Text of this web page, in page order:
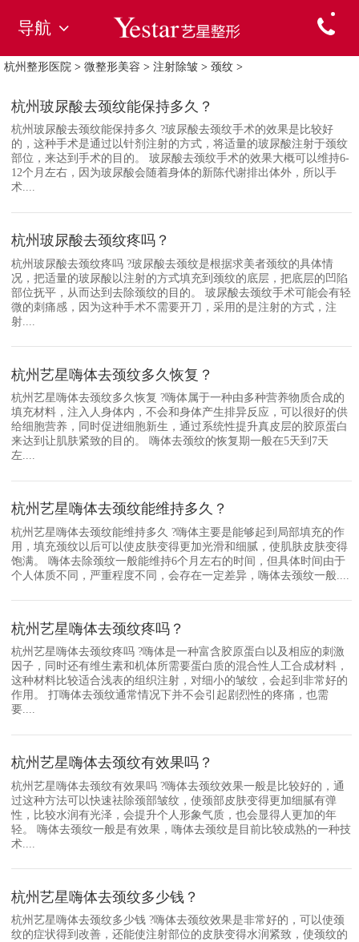
导航
杭州整形医院 > 微整形美容 > 注射除皱 > 颈纹 >
杭州玻尿酸去颈纹能保持多久？
杭州玻尿酸去颈纹能保持多久 ?玻尿酸去颈纹手术的效果是比较好
的，这种手术是通过以针剂注射的方式，将适量的玻尿酸注射于颈纹
部位，来达到手术的目的。 玻尿酸去颈纹手术的效果大概可以维持6-
12个月左右，因为玻尿酸会随着身体的新陈代谢排出体外，所以手
术....
杭州玻尿酸去颈纹疼吗？
杭州玻尿酸去颈纹疼吗 ?玻尿酸去颈纹是根据求美者颈纹的具体情
况，把适量的玻尿酸以注射的方式填充到颈纹的底层，把底层的凹陷
部位抚平，从而达到去除颈纹的目的。 玻尿酸去颈纹手术可能会有轻
微的刺痛感，因为这种手术不需要开刀，采用的是注射的方式，注
射....
杭州艺星嗨体去颈纹多久恢复？
杭州艺星嗨体去颈纹多久恢复 ?嗨体属于一种由多种营养物质合成的
填充材料，注入人身体内，不会和身体产生排异反应，可以很好的供
给细胞营养，同时促进细胞新生，通过系统性提升真皮层的胶原蛋白
来达到让肌肤紧致的目的。 嗨体去颈纹的恢复期一般在5天到7天
左....
杭州艺星嗨体去颈纹能维持多久？
杭州艺星嗨体去颈纹能维持多久 ?嗨体主要是能够起到局部填充的作
用，填充颈纹以后可以使皮肤变得更加光滑和细腻，使肌肤皮肤变得
饱满。 嗨体去除颈纹一般能维持6个月左右的时间，但具体时间由于
个人体质不同，严重程度不同，会存在一定差异，嗨体去颈纹一般....
杭州艺星嗨体去颈纹疼吗？
杭州艺星嗨体去颈纹疼吗 ?嗨体是一种富含胶原蛋白以及相应的刺激
因子，同时还有维生素和机体所需要蛋白质的混合性人工合成材料，
这种材料比较适合浅表的组织注射，对细小的皱纹，会起到非常好的
作用。 打嗨体去颈纹通常情况下并不会引起剧烈性的疼痛，也需
要....
杭州艺星嗨体去颈纹有效果吗？
杭州艺星嗨体去颈纹有效果吗 ?嗨体去颈纹效果一般是比较好的，通
过这种方法可以快速祛除颈部皱纹，使颈部皮肤变得更加细腻有弹
性，比较水润有光泽，会提升个人形象气质，也会显得人更加的年
轻。 嗨体去颈纹一般是有效果，嗨体去颈纹是目前比较成熟的一种技
术....
杭州艺星嗨体去颈纹多少钱？
杭州艺星嗨体去颈纹多少钱 ?嗨体去颈纹效果是非常好的，可以使颈
纹的症状得到改善，还能使注射部位的皮肤变得水润紧致，使颈纹的